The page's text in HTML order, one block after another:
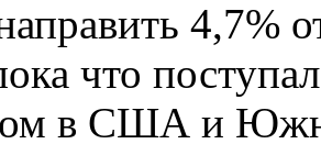
4,7%
что
в США и